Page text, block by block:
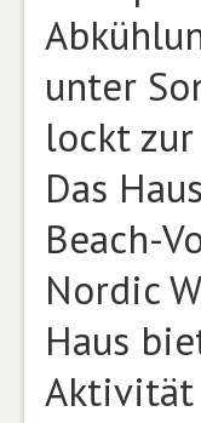
unter
lockt
Das
Beach-
Nordic
Haus
Aktivität